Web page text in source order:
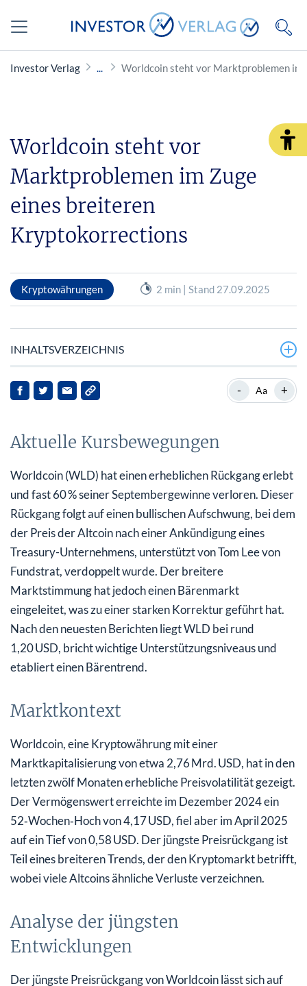
Investor Verlag Worldcoin steht vor Marktproblemen
Worldcoin steht vor
Marktproblemen im Zuge
eines breiteren
Kryptokorrections
Kryptowährungen 2 min | Stand 27.09.2025
INHALTSVERZEICHNIS
Aktuelle Kursbewegungen
Analyse der jüngsten Entwicklungen
Ausblick
- Aa +
Aktuelle Kursbewegungen
Worldcoin (WLD) hat einen erheblichen Rückgang erlebt
und fast 60 % seiner Septembergewinne verloren. Dieser
Rückgang folgt auf einen bullischen Aufschwung, bei dem
der Preis der Altcoin nach einer Ankündigung eines
Treasury-Unternehmens, unterstützt von Tom Lee von
Fundstrat, verdoppelt wurde. Der breitere
Marktstimmung hat jedoch einen Bärenmarkt
eingeleitet, was zu einer starken Korrektur geführt hat.
Nach den neuesten Berichten liegt WLD bei rund
1,20 USD, bricht wichtige Unterstützungsniveaus und
etabliert einen Bärentrend.
Marktkontext
Worldcoin, eine Kryptowährung mit einer
Marktkapitalisierung von etwa 2,76 Mrd. USD, hat in den
letzten zwölf Monaten erhebliche Preisvolatilität gezeigt.
Der Vermögenswert erreichte im Dezember 2024 ein
52‑Wochen‑Hoch von 4,17 USD, fiel aber im April 2025
auf ein Tief von 0,58 USD. Der jüngste Preisrückgang ist
Teil eines breiteren Trends, der den Kryptomarkt betrifft,
wobei viele Altcoins ähnliche Verluste verzeichnen.
Analyse der jüngsten
Entwicklungen
Der jüngste Preisrückgang von Worldcoin lässt sich auf